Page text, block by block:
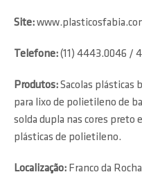
Site:
Telefone:(11) 4443.0046 /
Produtos:Sacolas plásticas
para lixo de polietileno de
solda dupla nas cores preto
plásticas de polietileno.
Localização: Franco da